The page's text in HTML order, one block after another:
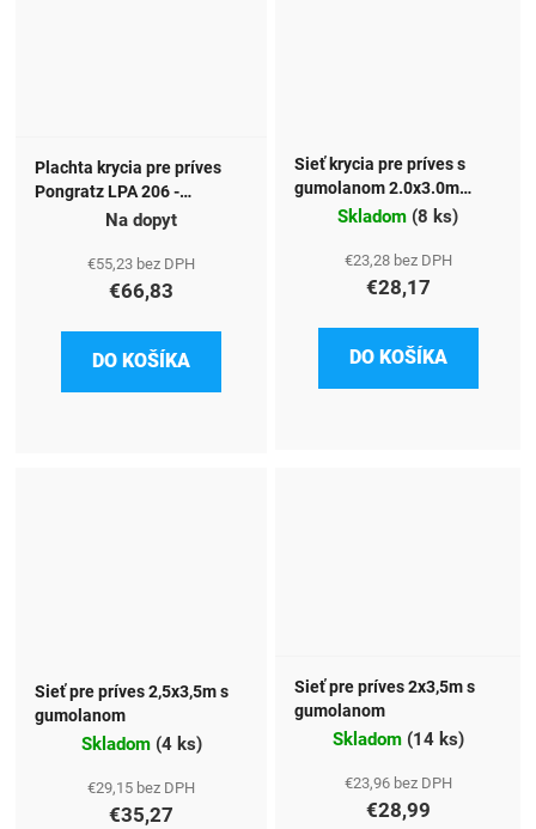
Plachta krycia pre príves
Pongratz LPA 206 -
2010x1075mm
Na dopyt
€55,23 bez DPH
€66,83
DO KOŠÍKA
Sieť krycia pre príves s
gumolanom 2.0x3.0m
zelenáSkladom (8 ks)
€23,28 bez DPH
€28,17
DO KOŠÍKA
Sieť pre príves 2,5x3,5m s
gumolanom
Skladom (4 ks)
€29,15 bez DPH
€35,27
Sieť pre príves 2x3,5m s
gumolanom
Skladom (14 ks)
€23,96 bez DPH
€28,99